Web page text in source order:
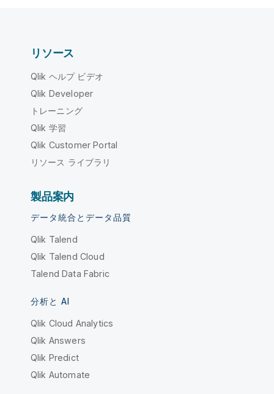
リソース
Qlik ヘルプ ビデオ
Qlik Developer
トレーニング
Qlik 学習
Qlik Customer Portal
リソース ライブラリ
製品案内
データ統合とデータ品質
Qlik Talend
Qlik Talend Cloud
Talend Data Fabric
分析と AI
Qlik Cloud Analytics
Qlik Answers
Qlik Predict
Qlik Automate